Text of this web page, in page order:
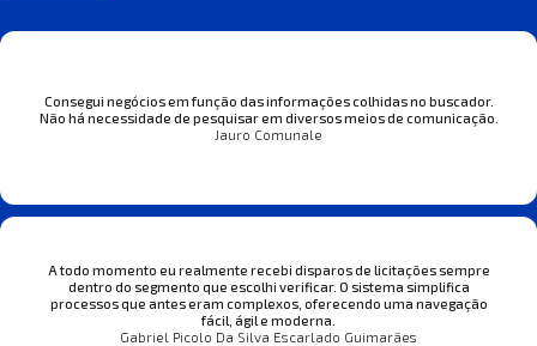
Consegui negócios em função das informações colhidas no buscador.
Não há necessidade de pesquisar em diversos meios de comunicação.
Jauro Comunale
A todo momento eu realmente recebi disparos de licitações sempre
dentro do segmento que escolhi verificar. O sistema simplifica
processos que antes eram complexos, oferecendo uma navegação
fácil, ágil e moderna.
Gabriel Picolo Da Silva Escarlado Guimarães